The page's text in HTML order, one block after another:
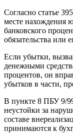
Согласно статье
месте нахождения
банковского
обязательства или
Если убытки,
денежными
процентов, он
убытков в части,
В пункте 8 ПБУ 9/
неустойки за
составе
принимаются к